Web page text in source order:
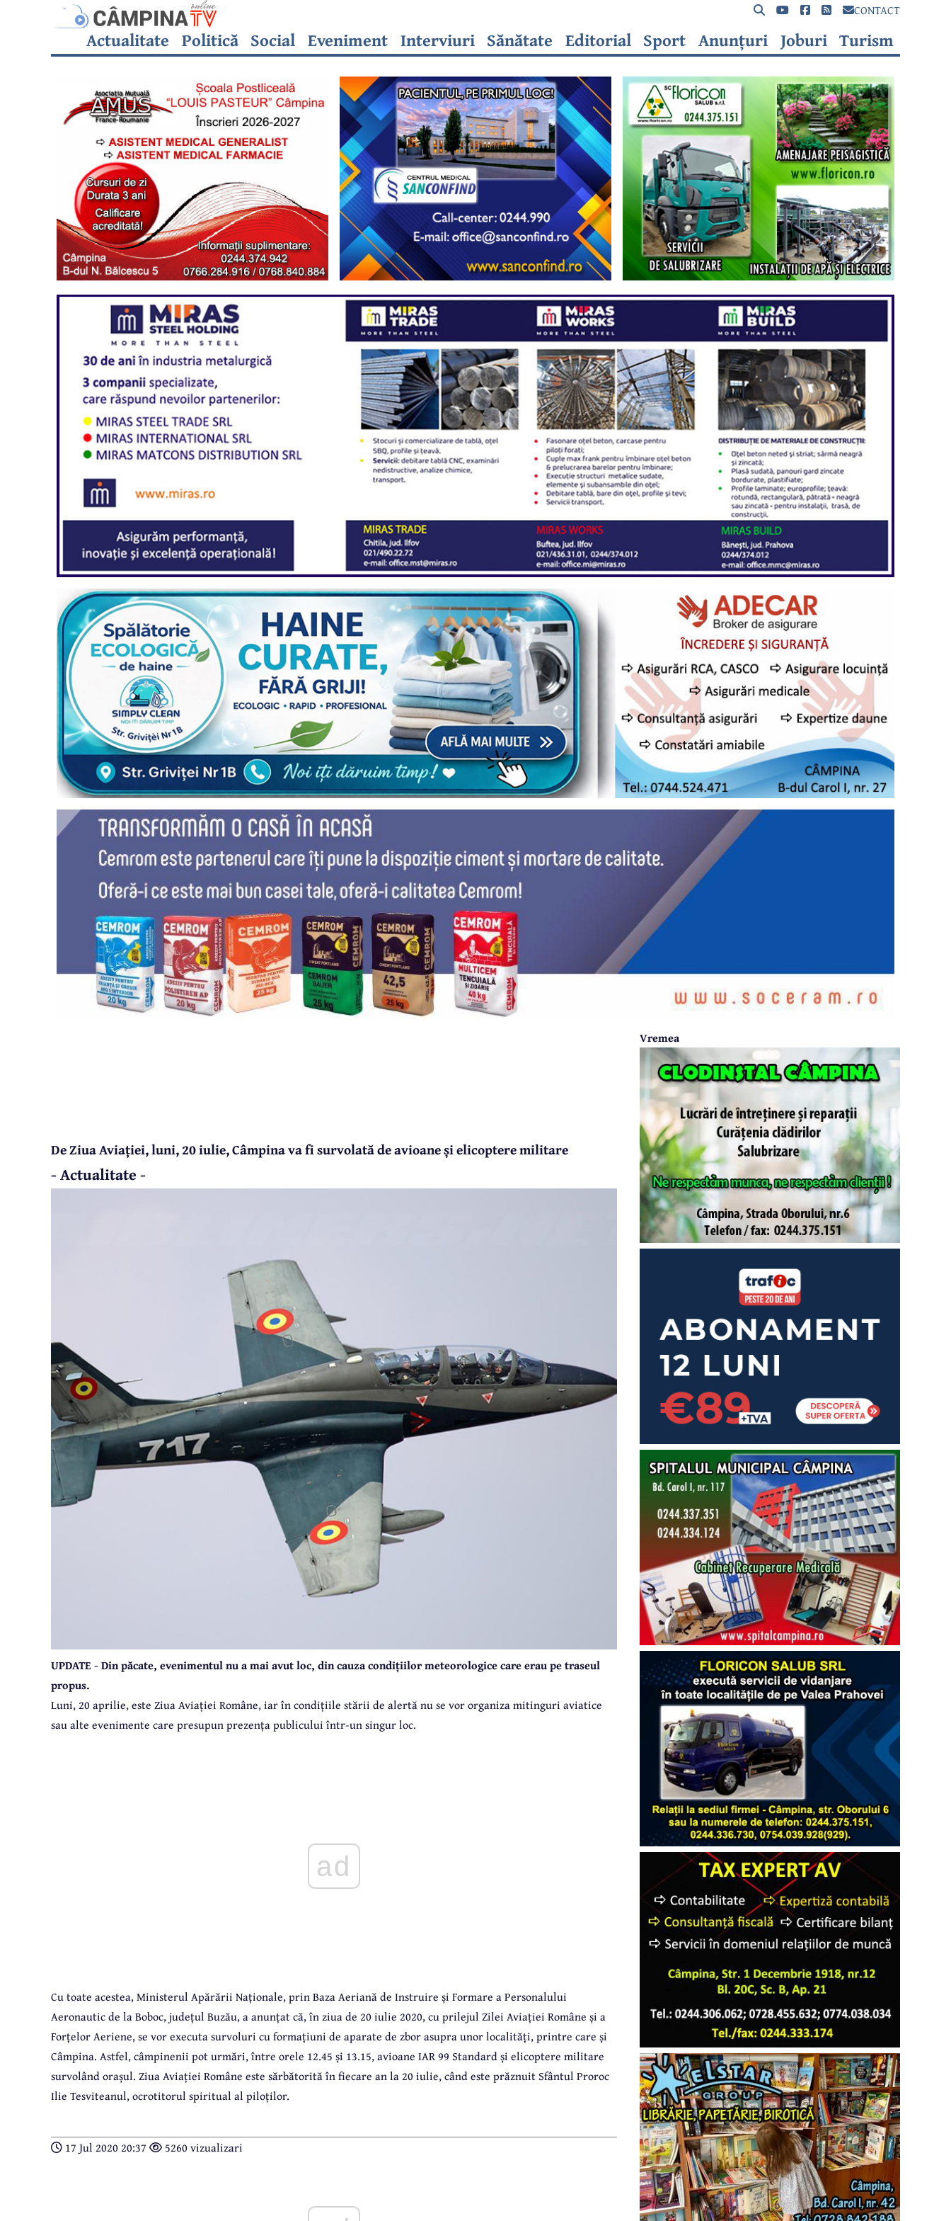
CONTACT
Actualitate Politică Social Eveniment Interviuri Sănătate Editorial Sport Anunțuri Joburi Turism
De Ziua Aviației, luni, 20 iulie, Câmpina va fi survolată de avioane și elicoptere militare
- Actualitate -
UPDATE - Din păcate, evenimentul nu a mai avut loc, din cauza condițiilor meteorologice care erau pe traseul
propus.
Luni, 20 aprilie, este Ziua Aviației Române, iar în condițiile stării de alertă nu se vor organiza mitinguri aviatice
sau alte evenimente care presupun prezența publicului într-un singur loc.
ad
Cu toate acestea, Ministerul Apărării Naționale, prin Baza Aeriană de Instruire și Formare a Personalului
Aeronautic de la Boboc, județul Buzău, a anunțat că, în ziua de 20 iulie 2020, cu prilejul Zilei Aviației Române și a
Forțelor Aeriene, se vor executa survoluri cu formațiuni de aparate de zbor asupra unor localități, printre care și
Câmpina. Astfel, câmpinenii pot urmări, între orele 12.45 și 13.15, avioane IAR 99 Standard și elicoptere militare
survolând orașul. Ziua Aviației Române este sărbătorită în fiecare an la 20 iulie, când este prăznuit Sfântul Proroc
Ilie Tesviteanul, ocrotitorul spiritual al piloților.
17 Jul 2020 20:37 5260 vizualizari
Vremea